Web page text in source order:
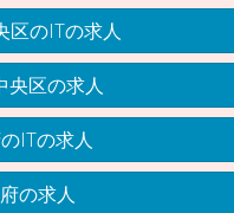
区のITの求人
央区の求人
ITの求人
の求人